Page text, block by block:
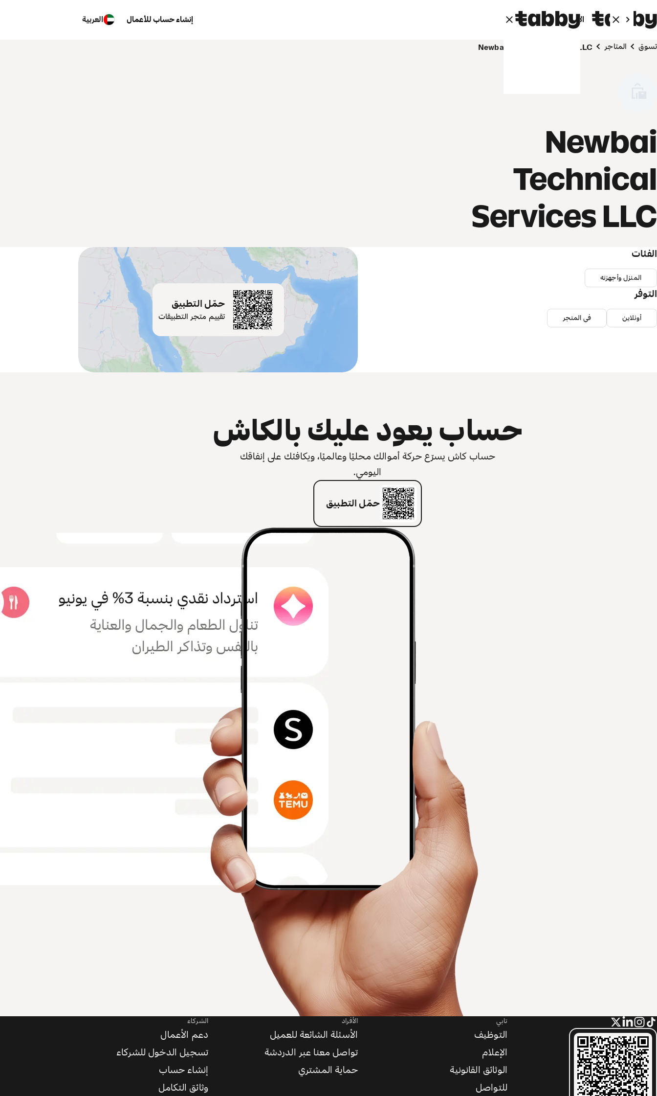
الأفراد الشركاء إنشاء حساب للأعمال العربية
تسوق المتاجر Newbai Technical Services LLC
Newbai
Technical
Services LLC
حمّل التطبيق
تقييم متجر التطبيقات
الفئات
المنزل وأجهزته
التوفر
أونلاين في المتجر
حساب يعود عليك بالكاش
حساب كاش يسرّع حركة أموالك محليًا وعالميًا، ويكافئك على إنفاقك
اليومي.
حمّل التطبيق
تابي
التوظيف
الإعلام
الوثائق القانونية
للتواصل
الأفراد
الأسئلة الشائعة للعميل
تواصل معنا عبر الدردشة
حماية المشتري
الشركاء
دعم الأعمال
تسجيل الدخول للشركاء
إنشاء حساب
وثائق التكامل